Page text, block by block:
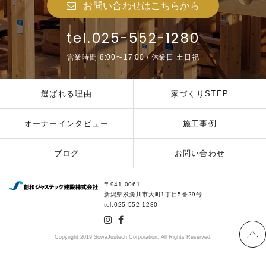
お問い合わせはこちらから
tel.025-552-1280
営業時間 8:00〜17:00 / 休業日 土日祝
〒941-0061
新潟県糸魚川市大町1丁目5番29号
tel.025-552-1280
選ばれる理由 家づくりSTEP
オーナーインタビュー 施工事例
ブログ お問い合わせ
Copyright 2019 SowaJustech Corporation. All Rights Reserved.